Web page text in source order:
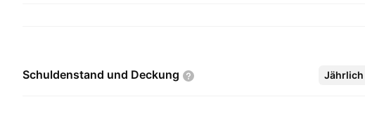
Schuldenstand und Deckung Jährlich
Mehr